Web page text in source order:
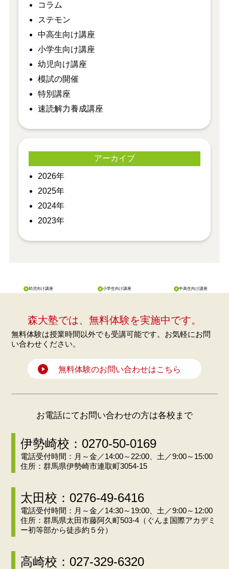
コラム
ステモン
中高生向け講座
小学生向け講座
幼児向け講座
模試の開催
特別講座
速読解力養成講座
アーカイブ
2026年
2025年
2024年
2023年
幼児向け講座 小学生向け講座 中高生向け講座
森大塾では、無料体験を実施中です。
無料体験は授業時間以外でも受講可能です。お気軽にお問
い合わせください。
無料体験のお問い合わせはこちら
お電話にてお問い合わせの方は各校まで
伊勢崎校：0270-50-0169
電話受付時間：月～金／14:00～22:00、土／9:00～15:00
住所：群馬県伊勢崎市連取町3054-15
太田校：0276-49-6416
電話受付時間：月～金／14:30～19:00、土／9:00～12:00
住所：群馬県太田市藤阿久町503-4（ぐんま国際アカデミ
ー初等部から徒歩約５分）
高崎校：027-329-6320